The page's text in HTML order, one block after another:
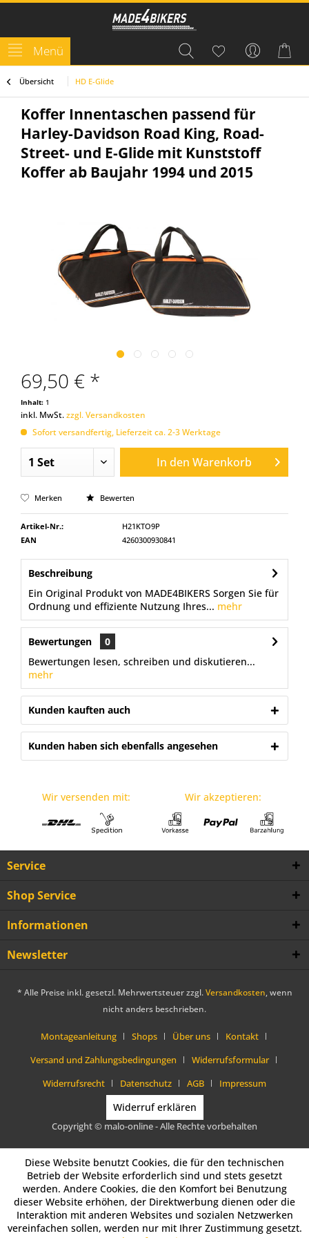
Menü
Übersicht HD E-Glide
Koffer Innentaschen passend für
Harley-Davidson Road King, Road-
Street- und E-Glide mit Kunststoff
Koffer ab Baujahr 1994 und 2015
69,50 € *
Inhalt: 1
inkl. MwSt.zzgl. Versandkosten
Sofort versandfertig, Lieferzeit ca. 2-3 Werktage
In den Warenkorb
Merken Bewerten
Artikel-Nr.:
H21KTO9P
EAN
4260300930841
Beschreibung
Ein Original Produkt von MADE4BIKERS Sorgen Sie für
Ordnung und effiziente Nutzung Ihres... mehr
Bewertungen
0
Bewertungen lesen, schreiben und diskutieren...
mehr
Kunden kauften auch
Kunden haben sich ebenfalls angesehen
Wir versenden mit: Wir akzeptieren:
Service
Shop Service
Informationen
Newsletter
* Alle Preise inkl. gesetzl. Mehrwertsteuer zzgl.Versandkosten, wenn
nicht anders beschrieben.
Montageanleitung Shops Über uns
Kontakt
Versand und Zahlungsbedingungen
Widerrufsformular
Widerrufsrecht
Datenschutz AGB Impressum
Widerruf erklären
Copyright © malo-online - Alle Rechte vorbehalten
Diese Website benutzt Cookies, die für den technischen
Betrieb der Website erforderlich sind und stets gesetzt
werden. Andere Cookies, die den Komfort bei Benutzung
dieser Website erhöhen, der Direktwerbung dienen oder die
Interaktion mit anderen Websites und sozialen Netzwerken
vereinfachen sollen, werden nur mit Ihrer Zustimmung gesetzt.